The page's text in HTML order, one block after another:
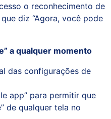
o reconhecimento de
diz “Agora, você pode
a qualquer momento
das configurações de
app” para permitir que
de qualquer tela no